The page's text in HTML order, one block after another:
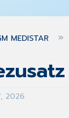
MEDISTAR
2026